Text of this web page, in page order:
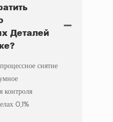
Деталей
снятие
контроля
0,1%